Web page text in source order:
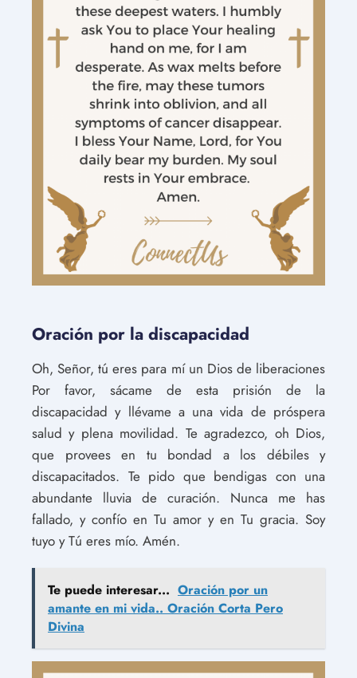
Oración por la discapacidad
Oh, Señor, tú eres para mí un Dios de liberaciones
Por favor, sácame de esta prisión de la
discapacidad y llévame a una vida de próspera
salud y plena movilidad. Te agradezco, oh Dios,
que provees en tu bondad a los débiles y
discapacitados. Te pido que bendigas con una
abundante lluvia de curación. Nunca me has
fallado, y confío en Tu amor y en Tu gracia. Soy
tuyo y Tú eres mío. Amén.
Te puede interesar... Oración por un
amante en mi vida.. Oración Corta Pero
Divina